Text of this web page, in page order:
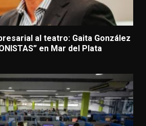
al teatro: Gaita González
en Mar del Plata